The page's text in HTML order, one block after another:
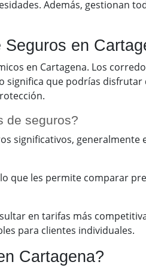
Además, gestionan
en
en Cartagena. Los
significa que podrías
de seguros?
generalmente
que les permite comparar
en tarifas más
para clientes individuales.
Cartagena?